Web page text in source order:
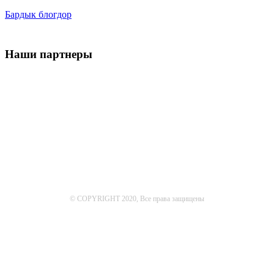
Бардык блогдор
Наши партнеры
© COPYRIGHT 2020, Все права защищены